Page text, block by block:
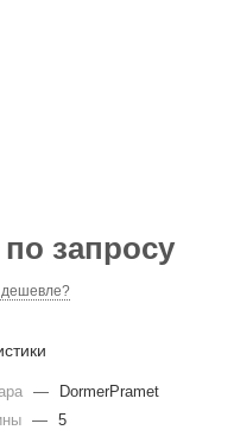
запросу
—
DormerPramet
— 5